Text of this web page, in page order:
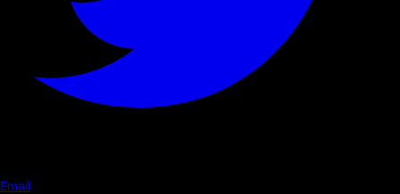
Email